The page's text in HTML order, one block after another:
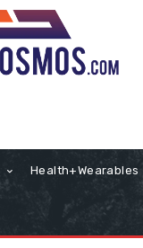
Health+Wearables